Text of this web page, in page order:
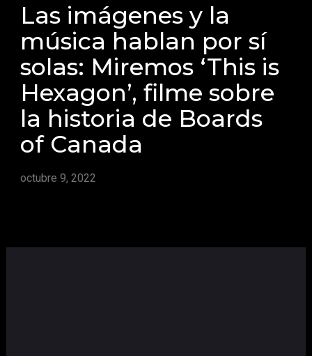
Las imágenes y la
música hablan por sí
solas: Miremos ‘This is
Hexagon’, filme sobre
la historia de Boards
of Canada
octubre 9, 2022